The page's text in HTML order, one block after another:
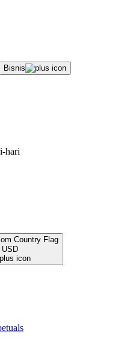
Bisnis
hari
USD